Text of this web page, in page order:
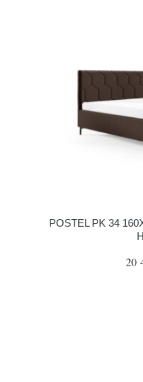
POSTEL PK 34
20